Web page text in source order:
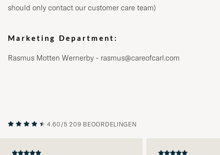
should only contact our customer care team)
Marketing Department:
Rasmus Motten Wernerby - rasmus@careofcarl.com
4.60/5 209 BEOORDELINGEN